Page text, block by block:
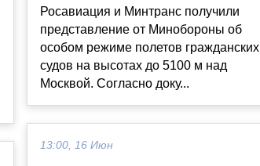
Росавиация и Минтранс получили
представление от Минобороны об
особом режиме полетов гражданских
судов на высотах до 5100 м над
Москвой. Согласно доку...
13:00, 16 Июн